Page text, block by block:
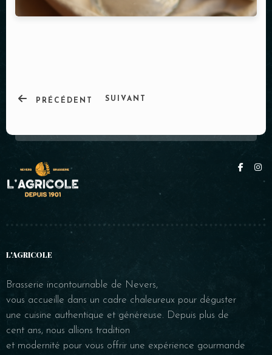
PRÉCÉDENT SUIVANT
L'AGRICOLE
Brasserie incontournable de Nevers,
vous accueille dans un cadre chaleureux pour déguster
une cuisine authentique et généreuse. Depuis plus de
cent ans, nous allions tradition
et modernité pour vous offrir une expérience gourmande